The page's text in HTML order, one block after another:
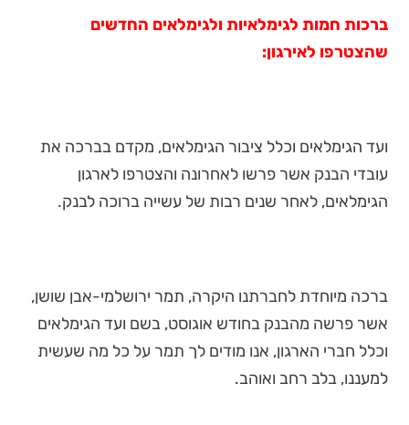
ברכות חמות לגימלאיות ולגימלאים החדשים
שהצטרפו לאירגון:
ועד הגימלאים וכלל ציבור הגימלאים, מקדם בברכה את
עובדי הבנק אשר פרשו לאחרונה והצטרפו לארגון
הגימלאים, לאחר שנים רבות של עשייה ברוכה לבנק.
ברכה מיוחדת לחברתנו היקרה, תמר ירושלמי-אבן שושן,
אשר פרשה מהבנק בחודש אוגוסט, בשם ועד הגימלאים
וכלל חברי הארגון, אנו מודים לך תמר על כל מה שעשית
למעננו, בלב רחב ואוהב.